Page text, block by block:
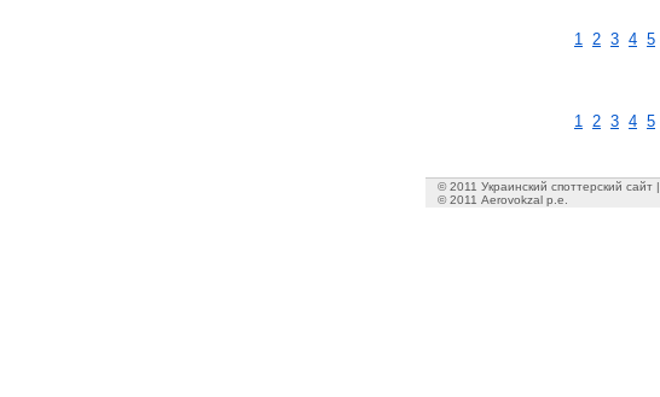
1 2 3 4 5
1 2 3 4 5
© 2011 Украинский споттерский сайт |
© 2011 Aerovokzal p.e.